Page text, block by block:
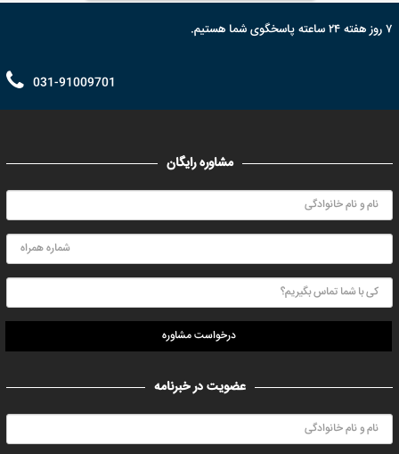
۷ روز هفته ۲۴ ساعته پاسخگوی شما هستیم.
031-91009701
مشاوره رایگان
درخواست مشاوره
عضویت در خبرنامه